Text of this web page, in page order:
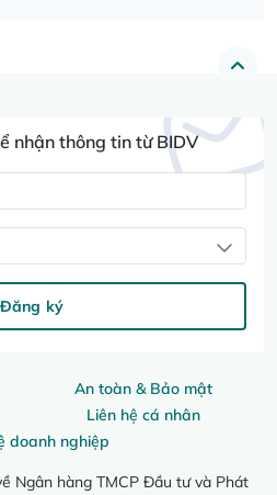
An toàn & Bảo mật
Liên hệ cá nhân
doanh nghiệp
Ngân hàng TMCP Đầu tư và Phát
nhận thông tin từ BIDV
Đăng ký